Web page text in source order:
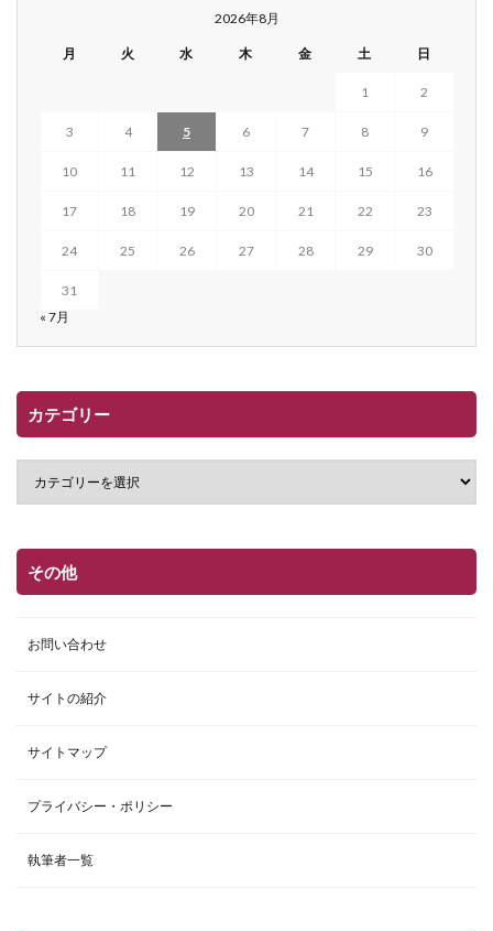
2026年8月
月 火 水 木 金 土 日
1 2
3 4 5 6 7 8 9
10 11 12 13 14 15 16
17 18 19 20 21 22 23
24 25 26 27 28 29 30
31
« 7月
カテゴリー
その他
お問い合わせ
サイトの紹介
サイトマップ
プライバシー・ポリシー
執筆者一覧